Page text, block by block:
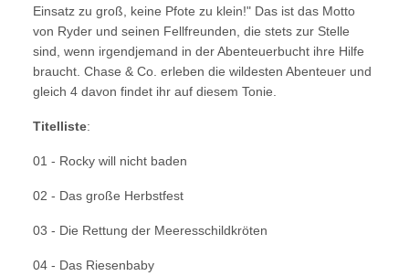
Einsatz zu groß, keine Pfote zu klein!" Das ist das Motto
von Ryder und seinen Fellfreunden, die stets zur Stelle
sind, wenn irgendjemand in der Abenteuerbucht ihre Hilfe
braucht. Chase & Co. erleben die wildesten Abenteuer und
gleich 4 davon findet ihr auf diesem Tonie.
Titelliste:
01 - Rocky will nicht baden
02 - Das große Herbstfest
03 - Die Rettung der Meeresschildkröten
04 - Das Riesenbaby